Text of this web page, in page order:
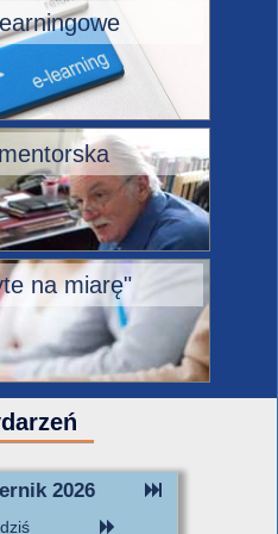
na miarę"
2026
dziś